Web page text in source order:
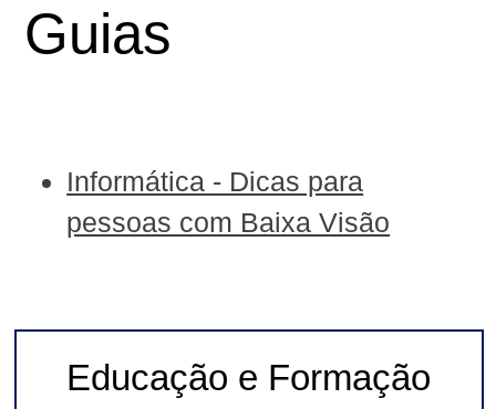
Guias
Informática - Dicas para
pessoas com Baixa Visão
Educação e Formação